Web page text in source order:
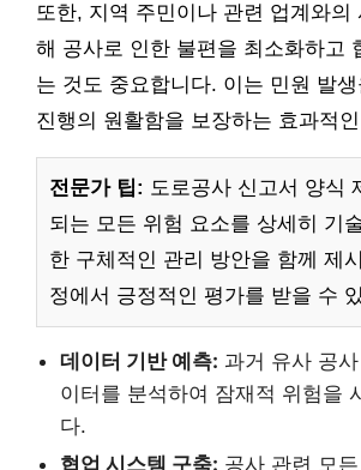
또한, 지역 주민이나 관련 업계와의
해 공사로 인한 불편을 최소화하고
는 것도 중요합니다. 이는 민원 발
진행의 원활함을 보장하는 효과적
전문가 팁: 도로공사 신고서 양식
되는 모든 위험 요소를 상세히 기
한 구체적인 관리 방안을 함께 제
정에서 긍정적인 평가를 받을 수
데이터 기반 예측: 과거 유사 공
이터를 분석하여 잠재적 위험을
다.
협업 시스템 구축: 공사 관련 모